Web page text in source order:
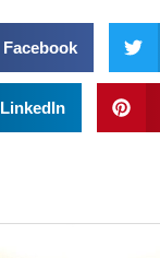
Facebook
LinkedIn